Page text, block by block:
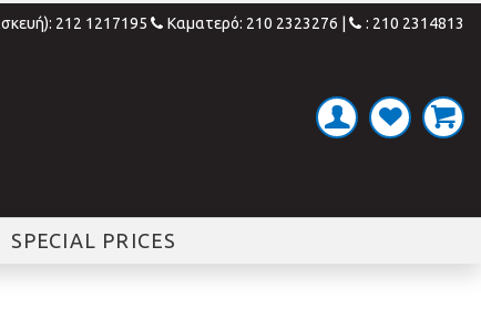
212 1217195 Καματερό: 210 2323276 : 210 2314813
SPECIAL PRICES